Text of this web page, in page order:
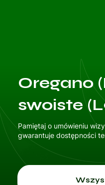
Oregano
swoiste
Pamiętaj o umówieniu
gwarantuje dostępności